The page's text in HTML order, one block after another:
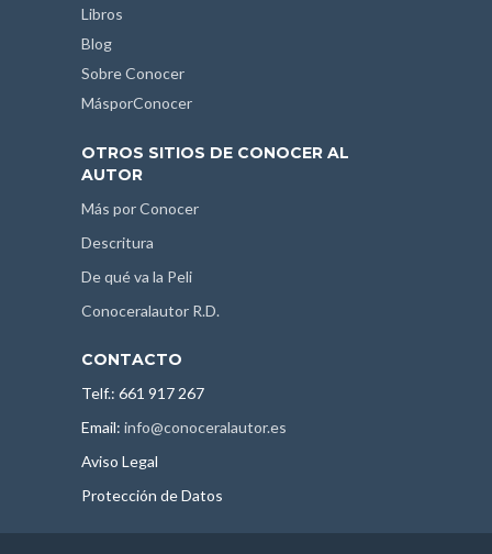
Libros
Blog
Sobre Conocer
MásporConocer
OTROS SITIOS DE CONOCER AL
AUTOR
Más por Conocer
Descritura
De qué va la Peli
Conoceralautor R.D.
CONTACTO
Telf.: 661 917 267
Email: info@conoceralautor.es
Aviso Legal
Protección de Datos